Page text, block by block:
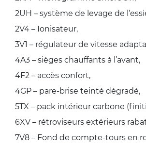
2UH – système de levage de
2V4 – Ionisateur,
3V1 – régulateur de vitesse
4A3 – sièges chauffants à l’avant,
4F2 – accès confort,
4GP – pare-brise teinté dégradé,
5TX – pack intérieur carbone
6XV – rétroviseurs extérieurs
7V8 – Fond de compte-tours en